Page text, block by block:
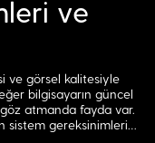
ve
ve görsel kalitesiyle
bilgisayarın güncel
atmanda fayda var.
sistem gereksinimleri…